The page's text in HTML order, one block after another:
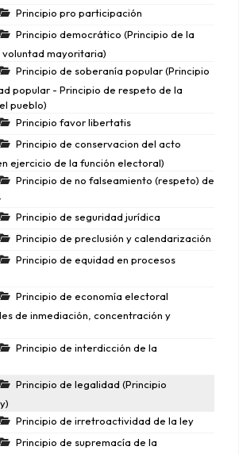
Principio pro participación
Principio democrático (Principio de la
mayoritaria)
Principio de soberanía popular (Principio
popular - Principio de respeto de la
pueblo)
Principio favor libertatis
Principio de conservacion del acto
ejercicio de la función electoral)
Principio de no falseamiento (respeto) de
Principio de seguridad jurídica
Principio de preclusión y calendarización
Principio de equidad en procesos
Principio de economía electoral
de inmediación, concentración y
Principio de interdicción de la
Principio de legalidad (Principio
Principio de irretroactividad de la ley
Principio de supremacía de la